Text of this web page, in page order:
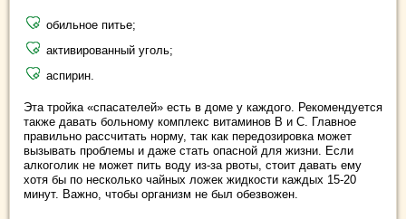
обильное питье;
активированный уголь;
аспирин.
Эта тройка «спасателей» есть в доме у каждого. Рекомендуется
также давать больному комплекс витаминов В и С. Главное
правильно рассчитать норму, так как передозировка может
вызывать проблемы и даже стать опасной для жизни. Если
алкоголик не может пить воду из-за рвоты, стоит давать ему
хотя бы по несколько чайных ложек жидкости каждых 15-20
минут. Важно, чтобы организм не был обезвожен.